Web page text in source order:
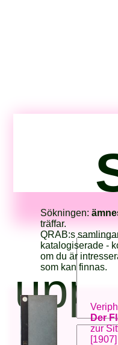
Sökningen:
träffar.
QRAB:s
katalogiserade -
om du är
som kan finnas.
Der
zur
[1907]